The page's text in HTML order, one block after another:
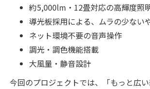
約5,000lm・12畳対応の高輝度照
導光板採用による、ムラの少ない
ネット環境不要の音声操作
調光・調色機能搭載
大風量・静音設計
今回のプロジェクトでは、「もっと広